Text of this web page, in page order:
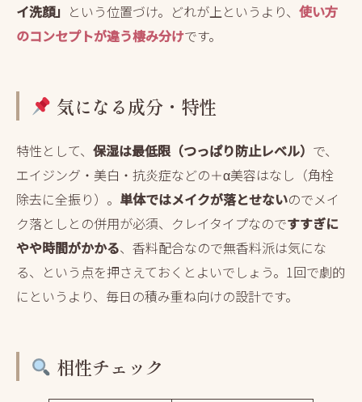
イ洗顔」 という位置づけ。どれが上というより、 使い方
のコンセプトが違う棲み分けです。
気になる成分・特性
特性として、 保湿は最低限（つっぱり防止レベル） で、
エイジング・美白・抗炎症などの＋α美容はなし（角栓
除去に全振り）。 単体ではメイクが落とせないのでメイ
ク落としとの併用が必須、クレイタイプなのですすぎに
やや時間がかかる、香料配合なので無香料派は気にな
る、という点を押さえておくとよいでしょう。1回で劇的
にというより、毎日の積み重ね向けの設計です。
相性チェック